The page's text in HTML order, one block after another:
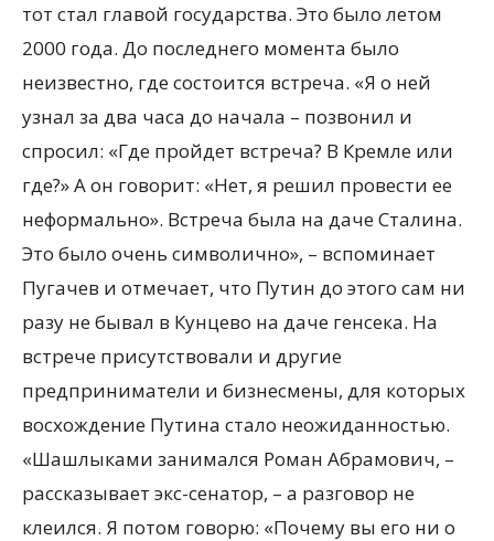
тот стал главой государства. Это было летом
2000 года. До последнего момента было
неизвестно, где состоится встреча. «Я о ней
узнал за два часа до начала – позвонил и
спросил: «Где пройдет встреча? В Кремле или
где?» А он говорит: «Нет, я решил провести ее
неформально». Встреча была на даче Сталина.
Это было очень символично», – вспоминает
Пугачев и отмечает, что Путин до этого сам ни
разу не бывал в Кунцево на даче генсека. На
встрече присутствовали и другие
предприниматели и бизнесмены, для которых
восхождение Путина стало неожиданностью.
«Шашлыками занимался Роман Абрамович, –
рассказывает экс-сенатор, – а разговор не
клеился. Я потом говорю: «Почему вы его ни о